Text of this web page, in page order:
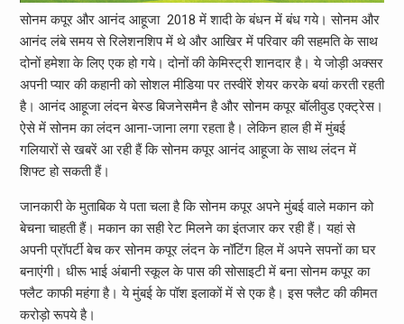
सोनम कपूर और आनंद आहूजा 2018 में शादी के बंधन में बंध गये। सोनम और
आनंद लंबे समय से रिलेशनशिप में थे और आखिर में परिवार की सहमति के साथ
दोनों हमेशा के लिए एक हो गये। दोनों की केमिस्ट्री शानदार है। ये जोड़ी अक्सर
अपनी प्यार की कहानी को सोशल मीडिया पर तस्वीरें शेयर करके बयां करती रहती
है। आनंद आहूजा लंदन बेस्ड बिजनेसमैन है और सोनम कपूर बॉलीवुड एक्ट्रेस।
ऐसे में सोनम का लंदन आना-जाना लगा रहता है। लेकिन हाल ही में मुंबई
गलियारों से खबरें आ रही हैं कि सोनम कपूर आनंद आहूजा के साथ लंदन में
शिफ्ट हो सकती हैं।
जानकारी के मुताबिक ये पता चला है कि सोनम कपूर अपने मुंबई वाले मकान को
बेचना चाहती हैं। मकान का सही रेट मिलने का इंतजार कर रही हैं। यहां से
अपनी प्रॉपर्टी बेच कर सोनम कपूर लंदन के नॉटिंग हिल में अपने सपनों का घर
बनाएंगी। धीरू भाई अंबानी स्कूल के पास की सोसाइटी में बना सोनम कपूर का
फ्लैट काफी महंगा है। ये मुंबई के पॉश इलाकों में से एक है। इस फ्लैट की कीमत
करोड़ो रूपये है।